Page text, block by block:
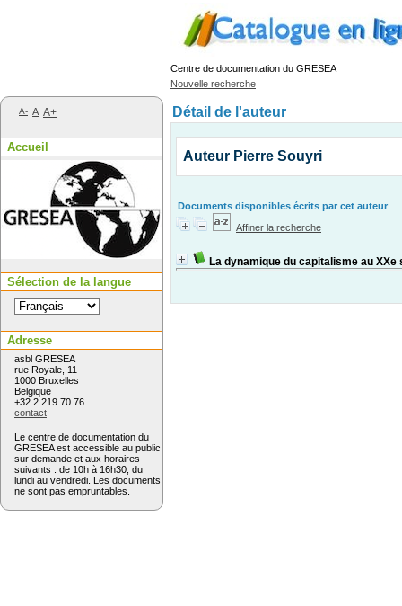
Centre de documentation du GRESEA
Nouvelle recherche
Détail de l'auteur
Auteur Pierre Souyri
Documents disponibles écrits par cet auteur
Affiner la recherche
La dynamique du capitalisme au XXe
A- A A+
Accueil
Sélection de la langue
Adresse
asbl GRESEA
rue Royale, 11
1000 Bruxelles
Belgique
+32 2 219 70 76
contact
Le centre de documentation du
GRESEA est accessible au public
sur demande et aux horaires
suivants : de 10h à 16h30, du
lundi au vendredi. Les documents
ne sont pas empruntables.